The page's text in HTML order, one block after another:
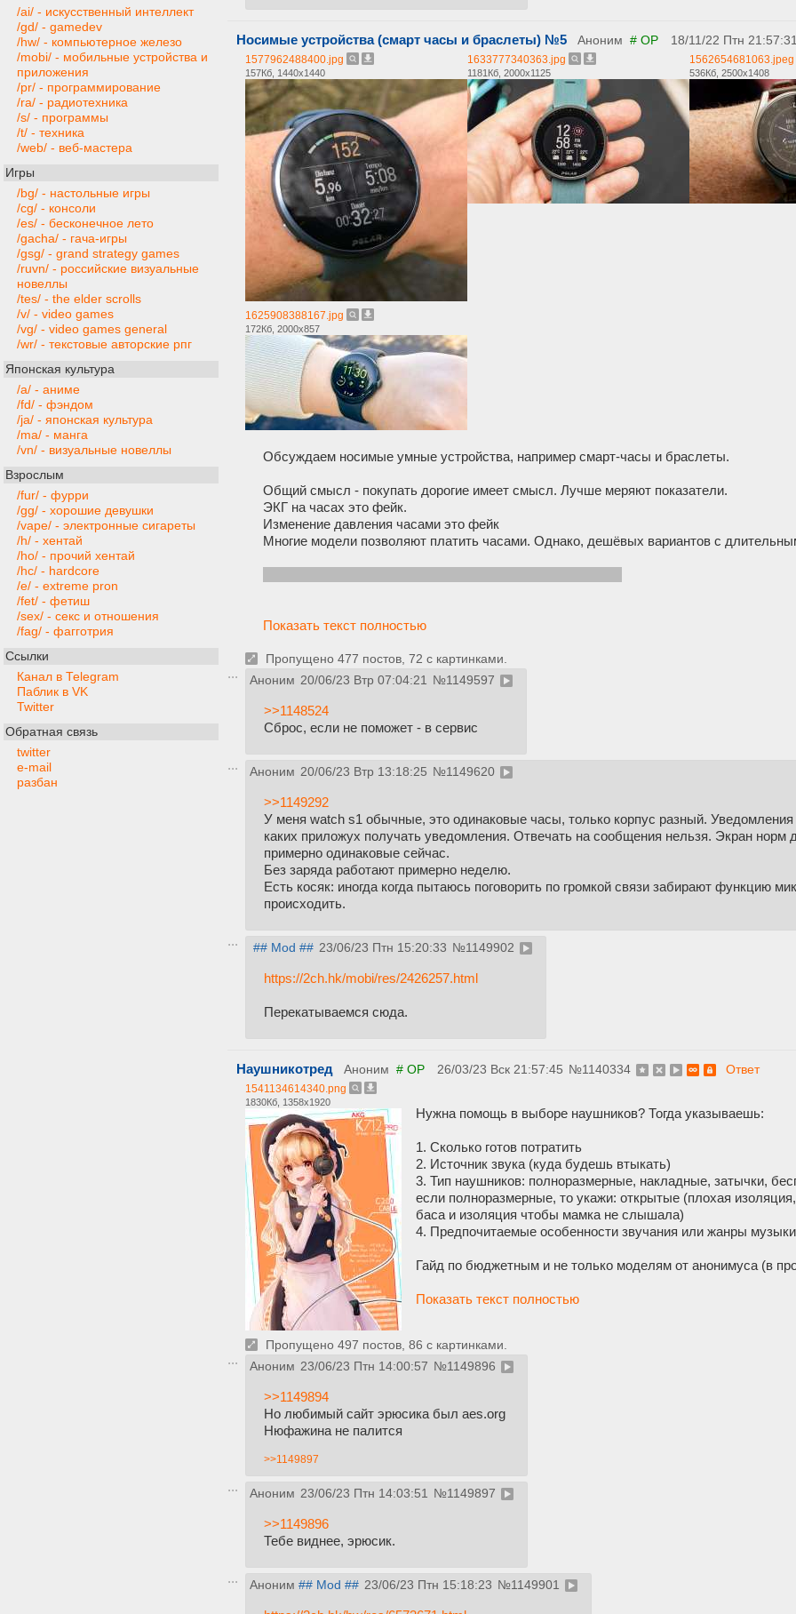
/ai/ - искусственный интеллект
/gd/ - gamedev
/hw/ - компьютерное железо
/mobi/ - мобильные устройства и
приложения
/pr/ - программирование
/ra/ - радиотехника
/s/ - программы
/t/ - техника
/web/ - веб-мастера
Игры
/bg/ - настольные игры
/cg/ - консоли
/es/ - бесконечное лето
/gacha/ - гача-игры
/gsg/ - grand strategy games
/ruvn/ - российские визуальные
новеллы
/tes/ - the elder scrolls
/v/ - video games
/vg/ - video games general
/wr/ - текстовые авторские рпг
Японская культура
/a/ - аниме
/fd/ - фэндом
/ja/ - японская культура
/ma/ - манга
/vn/ - визуальные новеллы
Взрослым
/fur/ - фурри
/gg/ - хорошие девушки
/vape/ - электронные сигареты
/h/ - хентай
/ho/ - прочий хентай
/hc/ - hardcore
/e/ - extreme pron
/fet/ - фетиш
/sex/ - секс и отношения
/fag/ - фагготрия
Ссылки
Канал в Telegram
Паблик в VK
Twitter
Обратная связь
twitter
e-mail
разбан
Носимые устройства (смарт часы и браслеты) №5 Аноним # OP 18/11/22 Птн
1577962488400.jpg
157Кб, 1440x1440
1633777340363.jpg
1181Кб, 2000x1125
1562654681063.jpeg
536Кб, 2500x1408
1625908388167.jpg
172Кб, 2000x857
Обсуждаем носимые умные устройства, например смарт-часы и браслеты.
Общий смысл - покупать дорогие имеет смысл. Лучше меряют показатели.
ЭКГ на часах это фейк.
Изменение давления часами это фейк
Многие модели позволяют платить часами. Однако, дешёвых вариантов с
Показать текст полностью
Пропущено 477 постов, 72 с картинками.
Аноним 20/06/23 Втр 07:04:21 №1149597
>>1148524
Сброс, если не поможет - в сервис
Аноним 20/06/23 Втр 13:18:25 №1149620
>>1149292
У меня watch s1 обычные, это одинаковые часы, только корпус разный.
каких приложух получать уведомления. Отвечать на сообщения нельзя. Экран норм
примерно одинаковые сейчас.
Без заряда работают примерно неделю.
Есть косяк: иногда когда пытаюсь поговорить по громкой связи забирают функцию
происходить.
## Mod ## 23/06/23 Птн 15:20:33 №1149902
https://2ch.hk/mobi/res/2426257.html
Перекатываемся сюда.
Наушникотред Аноним # OP 26/03/23 Вск 21:57:45 №1140334 Ответ
1541134614340.png
1830Кб, 1358x1920
Нужна помощь в выборе наушников? Тогда указываешь:
1. Сколько готов потратить
2. Источник звука (куда будешь втыкать)
3. Тип наушников: полноразмерные, накладные, затычки,
если полноразмерные, то укажи: открытые (плохая
баса и изоляция чтобы мамка не слышала)
4. Предпочитаемые особенности звучания или жанры музыки
Гайд по бюджетным и не только моделям от анонимуса (в
Показать текст полностью
Пропущено 497 постов, 86 с картинками.
Аноним 23/06/23 Птн 14:00:57 №1149896
>>1149894
Но любимый сайт эрюсика был aes.org
Нюфажина не палится
>>1149897
Аноним 23/06/23 Птн 14:03:51 №1149897
>>1149896
Тебе виднее, эрюсик.
Аноним ## Mod ## 23/06/23 Птн 15:18:23 №1149901